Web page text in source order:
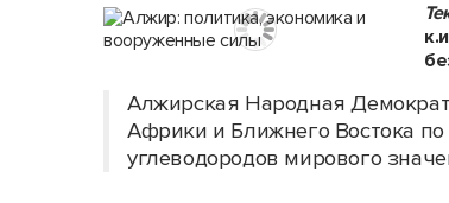
Алжирская Народная
Африки и Ближнего Востока
углеводородов мирового